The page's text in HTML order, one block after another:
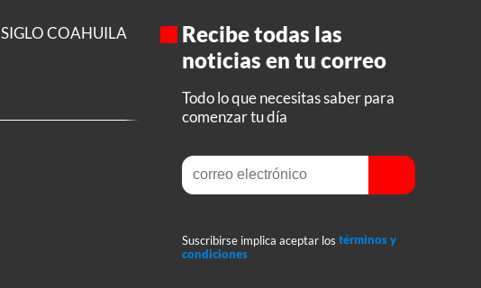
SIGLO COAHUILA
Recibe todas las
noticias en tu correo
Todo lo que necesitas saber para
comenzar tu día
Suscribirse implica aceptar los términos y
condiciones